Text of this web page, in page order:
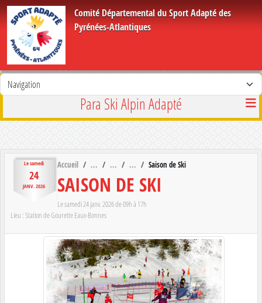
Comité Départemental du Sport Adapté des
Pyrénées-Atlantiques
Para Ski Alpin Adapté
Lesamedi
24
JANV.2026
Accueil Saison de Ski
SAISON DE SKI
Lesamedi24janv. 2026de 09h à 17h
Lieu :Station de GouretteEaux-Bonnes
Panneau de gestion des cookies